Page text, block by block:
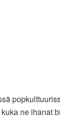
ne ihanat